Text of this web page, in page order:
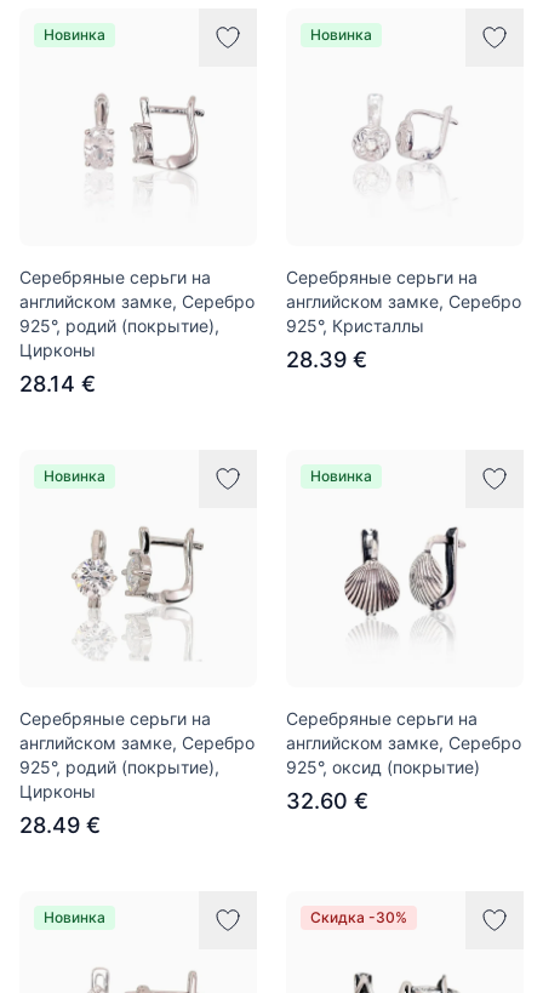
Новинка
Серебряные серьги на
английском замке, Серебро
925°, родий (покрытие),
Цирконы
28.14 €
Новинка
Серебряные серьги на
английском замке, Серебро
925°, Кристаллы
28.39 €
Новинка
Серебряные серьги на
английском замке, Серебро
925°, родий (покрытие),
Цирконы
28.49 €
Новинка
Серебряные серьги на
английском замке, Серебро
925°, оксид (покрытие)
32.60 €
Новинка Скидка -30%